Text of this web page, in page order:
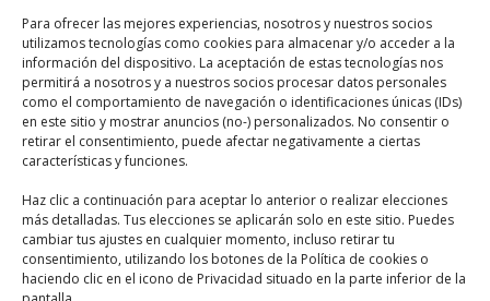
Para ofrecer las mejores experiencias, nosotros y nuestros socios
utilizamos tecnologías como cookies para almacenar y/o acceder a la
información del dispositivo. La aceptación de estas tecnologías nos
permitirá a nosotros y a nuestros socios procesar datos personales
como el comportamiento de navegación o identificaciones únicas (IDs)
en este sitio y mostrar anuncios (no-) personalizados. No consentir o
retirar el consentimiento, puede afectar negativamente a ciertas
características y funciones.
Haz clic a continuación para aceptar lo anterior o realizar elecciones
más detalladas. Tus elecciones se aplicarán solo en este sitio. Puedes
cambiar tus ajustes en cualquier momento, incluso retirar tu
consentimiento, utilizando los botones de la Política de cookies o
haciendo clic en el icono de Privacidad situado en la parte inferior de la
Victor Sarabia Grau FotografíAse
encuentra ubicado en Calle Rufino Gea
Mtnez, 5, 1ºIzq – Ofic.Nº 3, 03300 Orihuela,
Alicante, España, utiliza el siguientemapa
para localizarlos: